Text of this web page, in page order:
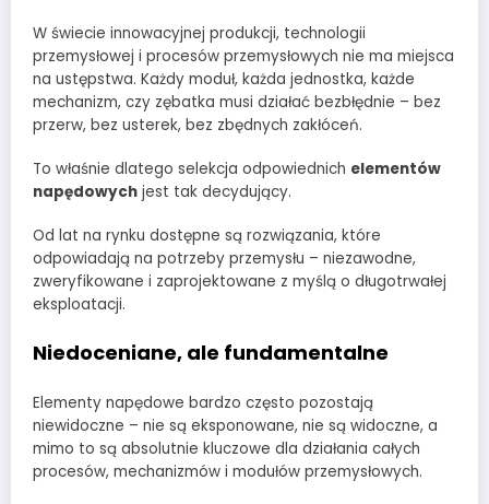
W świecie innowacyjnej produkcji, technologii
przemysłowej i procesów przemysłowych nie ma miejsca
na ustępstwa. Każdy moduł, każda jednostka, każde
mechanizm, czy zębatka musi działać bezbłędnie – bez
przerw, bez usterek, bez zbędnych zakłóceń.
To właśnie dlatego selekcja odpowiednich elementów
napędowych jest tak decydujący.
Od lat na rynku dostępne są rozwiązania, które
odpowiadają na potrzeby przemysłu – niezawodne,
zweryfikowane i zaprojektowane z myślą o długotrwałej
eksploatacji.
Niedoceniane, ale fundamentalne
Elementy napędowe bardzo często pozostają
niewidoczne – nie są eksponowane, nie są widoczne, a
mimo to są absolutnie kluczowe dla działania całych
procesów, mechanizmów i modułów przemysłowych.